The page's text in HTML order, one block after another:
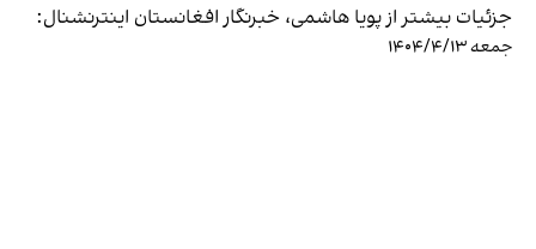
جزئیات بیشتر از پویا هاشمی، خبرنگار افغانستان اینترنشنال:
جمعه ۱۴۰۴/۴/۱۳